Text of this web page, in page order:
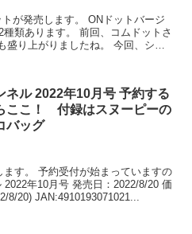
が発売します。 ONドットバージ
類あります。 前回、コムドットさ
盛り上がりましたね。 今回、ショ
ネル 2022年10月号 予約する
ここ！ 付録はスヌーピーの
バッグ
ます。 予約受付が始まっていますの
年10月号 発売日：2022/8/20 価
8/20) JAN:4910193071021...